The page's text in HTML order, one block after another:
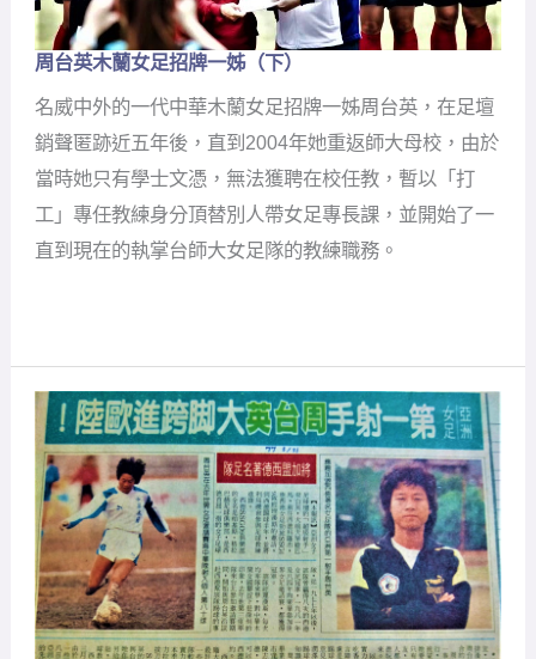
周台英木蘭女足招牌一姊（下）
名威中外的一代中華木蘭女足招牌一姊周台英，在足壇
銷聲匿跡近五年後，直到2004年她重返師大母校，由於
當時她只有學士文憑，無法獲聘在校任教，暫以「打
工」專任教練身分頂替別人帶女足專長課，並開始了一
直到現在的執掌台師大女足隊的教練職務。
周
英
木
女
足
牌